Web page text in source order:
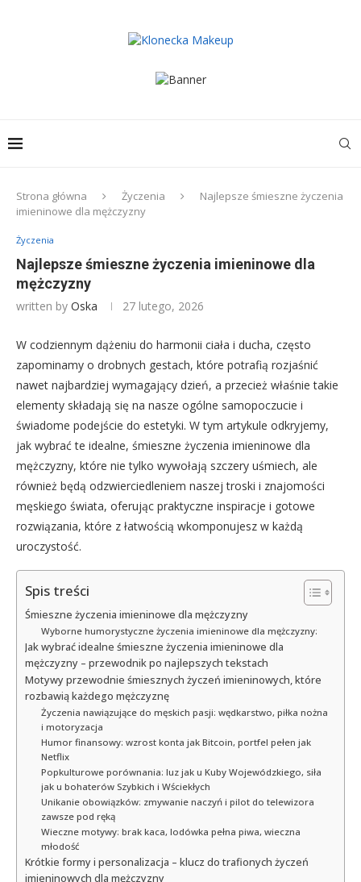
Strona główna Życzenia
Najlepsze śmieszne życzenia
imieninowe dla mężczyzny
Życzenia
Najlepsze śmieszne życzenia imieninowe dla
mężczyzny
written by Oska 27 lutego, 2026
W codziennym dążeniu do harmonii ciała i ducha, często
zapominamy o drobnych gestach, które potrafią rozjaśnić
nawet najbardziej wymagający dzień, a przecież właśnie takie
elementy składają się na nasze ogólne samopoczucie i
świadome podejście do estetyki. W tym artykule odkryjemy,
jak wybrać te idealne, śmieszne życzenia imieninowe dla
mężczyzny, które nie tylko wywołają szczery uśmiech, ale
również będą odzwierciedleniem naszej troski i znajomości
męskiego świata, oferując praktyczne inspiracje i gotowe
rozwiązania, które z łatwością wkomponujesz w każdą
uroczystość.
Spis treści
Śmieszne życzenia imieninowe dla mężczyzny
Wyborne humorystyczne życzenia imieninowe dla mężczyzny:
Jak wybrać idealne śmieszne życzenia imieninowe dla
mężczyzny – przewodnik po najlepszych tekstach
Motywy przewodnie śmiesznych życzeń imieninowych, które
rozbawią każdego mężczyznę
Życzenia nawiązujące do męskich pasji: wędkarstwo, piłka nożna
i motoryzacja
Humor finansowy: wzrost konta jak Bitcoin, portfel pełen jak
Netflix
Popkulturowe porównania: luz jak u Kuby Wojewódzkiego, siła
jak u bohaterów Szybkich i Wściekłych
Unikanie obowiązków: zmywanie naczyń i pilot do telewizora
zawsze pod ręką
Wieczne motywy: brak kaca, lodówka pełna piwa, wieczna
młodość
Krótkie formy i personalizacja – klucz do trafionych życzeń
imieninowych dla mężczyzny